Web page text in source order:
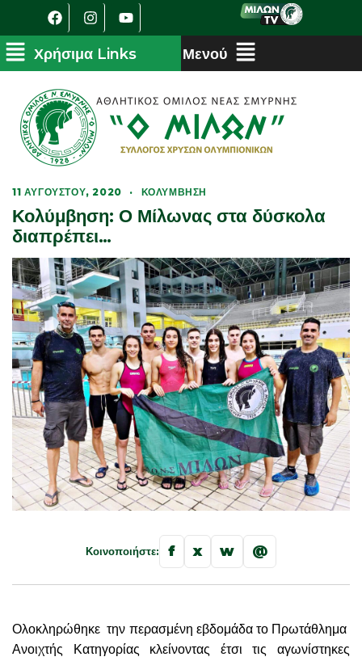
11 ΑΥΓΟΎΣΤΟΥ, 2020 · ΚΟΛΎΜΒΗΣΗ
Κολύμβηση: Ο Μίλωνας στα δύσκολα
διαπρέπει…
Κοινοποιήστε: f x w @
Ολοκληρώθηκε την περασμένη εβδομάδα το Πρωτάθλημα
Ανοιχτής Κατηγορίας κλείνοντας έτσι τις αγωνίστηκες